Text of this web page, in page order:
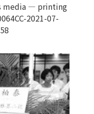
media — printing
2021-07-